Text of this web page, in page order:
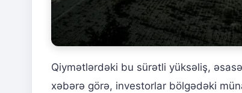
Qiymətlərdəki bu sürətli yüksəliş,
xəbərə görə, investorlar bölgədəki